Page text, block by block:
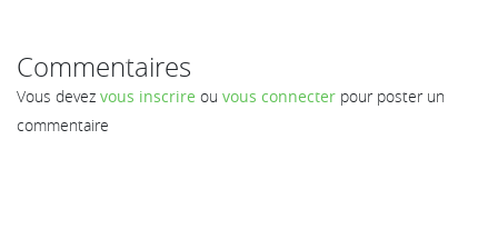
Commentaires
Vous devez vous inscrire ou vous connecter pour poster un
commentaire